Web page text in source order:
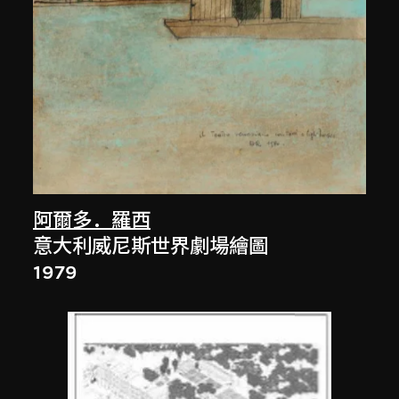
阿爾多．羅西
意大利威尼斯世界劇場繪圖
1979